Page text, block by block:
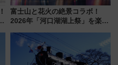
富士山と花火の絶景コラボ！
2026年「河口湖湖上祭」を楽し
ススメ